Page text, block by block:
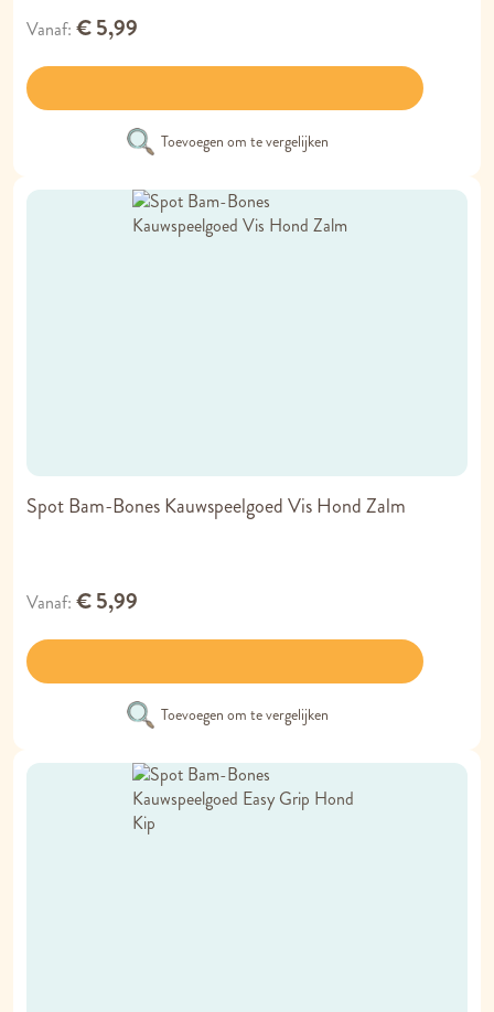
Vanaf € 5,99
Toevoegen om te vergelijken
Spot Bam-Bones Kauwspeelgoed Vis Hond Zalm
Vanaf € 5,99
Toevoegen om te vergelijken